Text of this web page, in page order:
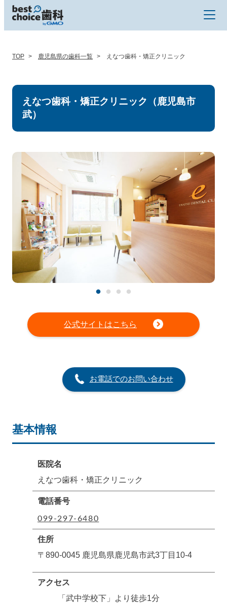
TOP 鹿児島県の歯科一覧 えなつ歯科・矯正クリニック
えなつ歯科・矯正クリニック（鹿児島市
武）
公式サイトはこちら
お電話でのお問い合わせ
基本情報
医院名
えなつ歯科・矯正クリニック
電話番号
099-297-6480
住所
〒890-0045 鹿児島県鹿児島市武3丁目10-4
アクセス
「武中学校下」より徒歩1分